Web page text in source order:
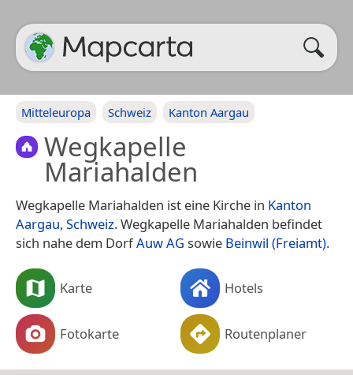
Mitteleuropa Schweiz Kanton Aargau
Wegkapelle
Mariahalden
Wegkapelle Mariahalden ist eine Kirche in Kanton
Aargau, Schweiz. Wegkapelle Mariahalden befindet
sich nahe dem DorfAuw AG sowie Beinwil (Freiamt).
Karte Hotels
Fotokarte Routenplaner